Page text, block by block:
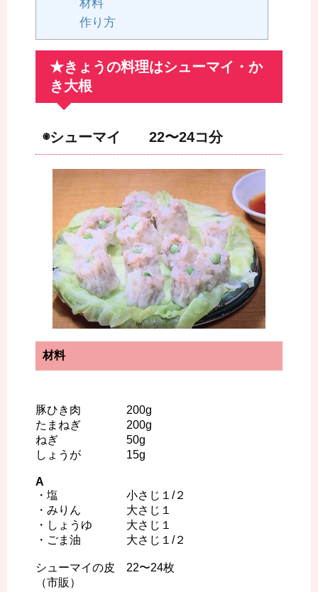
材料
作り方
★きょうの料理はシューマイ・か
き大根
◉シューマイ 22〜24コ分
材料
豚ひき肉 200g
たまねぎ 200g
ねぎ 50g
しょうが 15g
A
・塩 小さじ１/２
・みりん 大さじ１
・しょうゆ 大さじ１
・ごま油 大さじ１/２
シューマイの皮 22〜24枚
（市販）